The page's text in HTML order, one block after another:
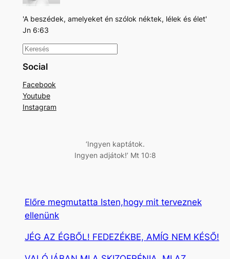
'A beszédek, amelyeket én szólok néktek, lélek és élet'
Jn 6:63
K
e
e
s
Social
Facebook
Youtube
Instagram
‘Ingyen kaptátok.
Ingyen adjátok!’ Mt 10:8
Előre megmutatta Isten,hogy mit terveznek
ellenünk
JÉG AZ ÉGBŐL! FEDEZÉKBE, AMÍG NEM KÉSŐ!